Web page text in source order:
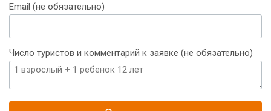
Email (не обязательно)
Число туристов и комментарий к заявке (не обязательно)